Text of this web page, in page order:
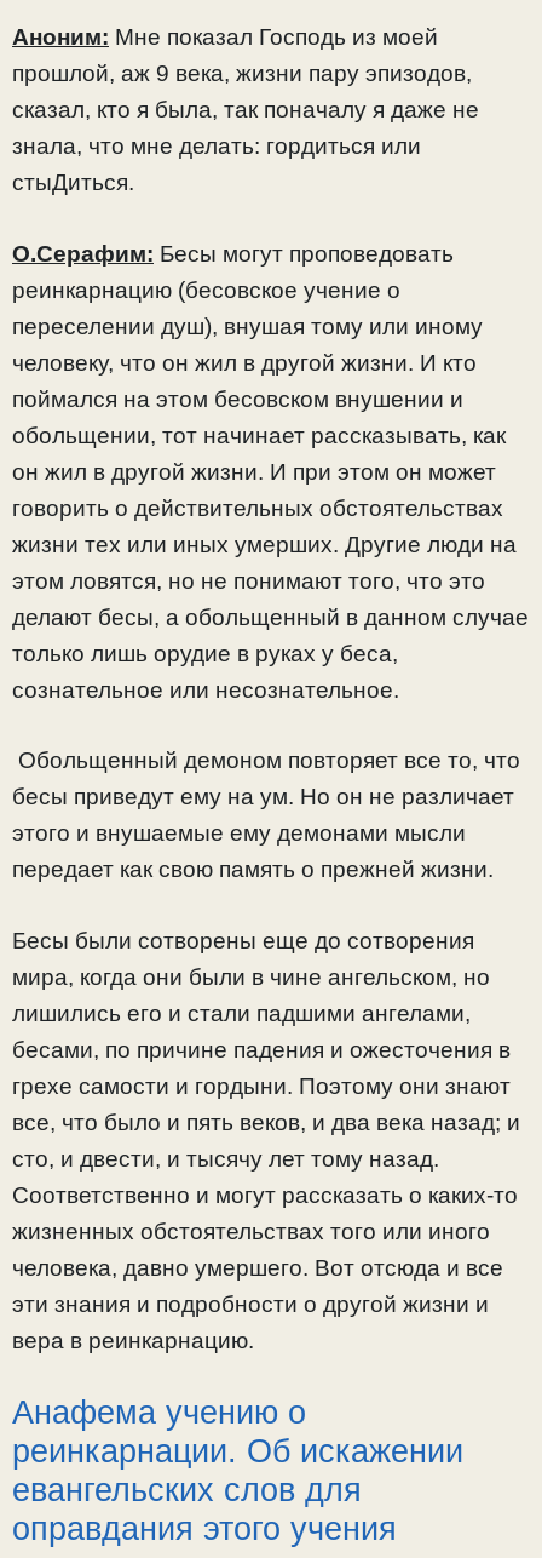
Аноним: Мне показал Господь из моей
прошлой, аж 9 века, жизни пару эпизодов,
сказал, кто я была, так поначалу я даже не
знала, что мне делать: гордиться или
стыДиться.
О.Серафим: Бесы могут проповедовать
реинкарнацию (бесовское учение о
переселении душ), внушая тому или иному
человеку, что он жил в другой жизни. И кто
поймался на этом бесовском внушении и
обольщении, тот начинает рассказывать, как
он жил в другой жизни. И при этом он может
говорить о действительных обстоятельствах
жизни тех или иных умерших. Другие люди на
этом ловятся, но не понимают того, что это
делают бесы, а обольщенный в данном случае
только лишь орудие в руках у беса,
сознательное или несознательное.
Обольщенный демоном повторяет все то, что
бесы приведут ему на ум. Но он не различает
этого и внушаемые ему демонами мысли
передает как свою память о прежней жизни.
Бесы были сотворены еще до сотворения
мира, когда они были в чине ангельском, но
лишились его и стали падшими ангелами,
бесами, по причине падения и ожесточения в
грехе самости и гордыни. Поэтому они знают
все, что было и пять веков, и два века назад; и
сто, и двести, и тысячу лет тому назад.
Соответственно и могут рассказать о каких-то
жизненных обстоятельствах того или иного
человека, давно умершего. Вот отсюда и все
эти знания и подробности о другой жизни и
вера в реинкарнацию.
Анафема учению о
реинкарнации. Об искажении
евангельских слов для
оправдания этого учения